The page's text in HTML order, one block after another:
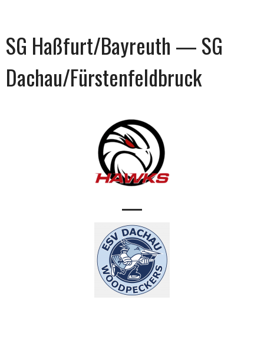
SG Haßfurt/Bayreuth — SG
Dachau/Fürstenfeldbruck
—